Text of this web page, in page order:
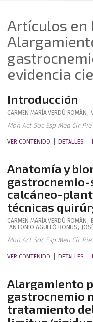
Artículos en
evidencia
Introducción
CARMEN MARÍA VERDÚ ROMÁN ,
Mon Act Soc Esp Med Cir Pie
VER CONTENIDO DETALLES
Anatomía y
calcáneo-
técnicas
CARMEN MARÍA VERDÚ ROMÁN ,
ANTONIO AGULLÓ BONUS ,
Mon Act Soc Esp Med Cir
VER CONTENIDO DETALLES
Alargamiento
gastrocnemio
tratamiento